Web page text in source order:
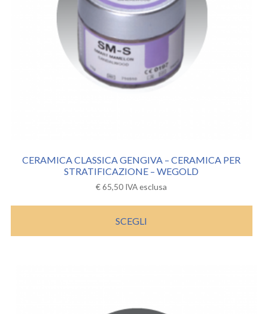
CERAMICA CLASSICA GENGIVA – CERAMICA PER
STRATIFICAZIONE – WEGOLD
€65,50 IVA esclusa
SCEGLI